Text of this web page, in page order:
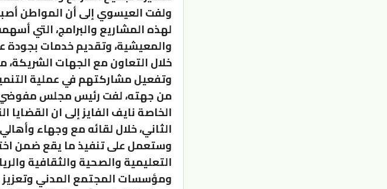
ولفت العيسوي إلى أن المواطن
لهذه المشاريع والبرامج، التي
والمعيشية، وتقديم خدمات بجودة
خلال التعاون مع الجهات
وتفعيل مشاركتهم في عملية
من جهته، لفت رئيس مجلس مفوضي
الخاصة نايف الفايز إلى ان القضايا
الثاني، خلال لقائه مع وجهاء
وستعمل على تنفيذ ما يقع ضمن
التعليمية والصحية والثقافية
ومؤسسات المجتمع المدني